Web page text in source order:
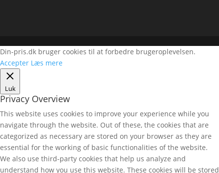
Din-pris.dk bruger cookies til at forbedre brugeroplevelsen.
Accepter Læs mere
Luk
Privacy Overview
This website uses cookies to improve your experience while you
navigate through the website. Out of these, the cookies that are
categorized as necessary are stored on your browser as they are
essential for the working of basic functionalities of the website.
We also use third-party cookies that help us analyze and
understand how you use this website. These cookies will be stored